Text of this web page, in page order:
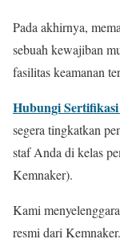
Pada akhirnya,
sebuah kewajiban
fasilitas keamanan
Hubungi
segera tingkatkan
staf Anda di kelas
Kemnaker).
Kami
resmi dari